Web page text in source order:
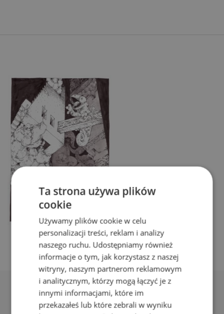
Ta strona używa plików
cookie
Używamy plików cookie w celu
personalizacji treści, reklam i analizy
naszego ruchu. Udostępniamy również
informacje o tym, jak korzystasz z naszej
witryny, naszym partnerom reklamowym
i analitycznym, którzy mogą łączyć je z
innymi informacjami, które im
przekazałeś lub które zebrali w wyniku